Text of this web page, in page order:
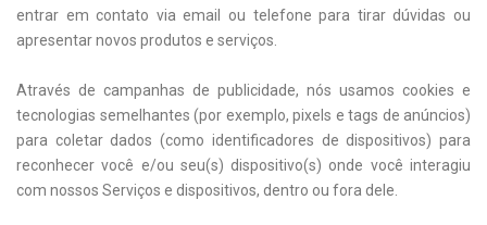
entrar em contato via email ou telefone para tirar dúvidas ou
apresentar novos produtos e serviços.
Através de campanhas de publicidade, nós usamos cookies e
tecnologias semelhantes (por exemplo, pixels e tags de anúncios)
para coletar dados (como identificadores de dispositivos) para
reconhecer você e/ou seu(s) dispositivo(s) onde você interagiu
com nossos Serviços e dispositivos, dentro ou fora dele.